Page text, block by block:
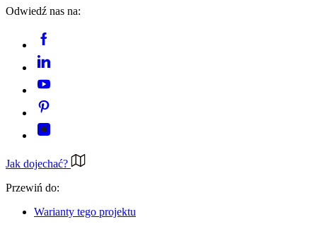
Odwiedź nas na:
Jak dojechać?
Przewiń do:
Warianty tego projektu